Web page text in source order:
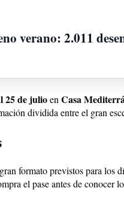
verano: 2.011
25 de julioen Casa
dividida entre el gran
formato previstos para los
el pase antes de conocer